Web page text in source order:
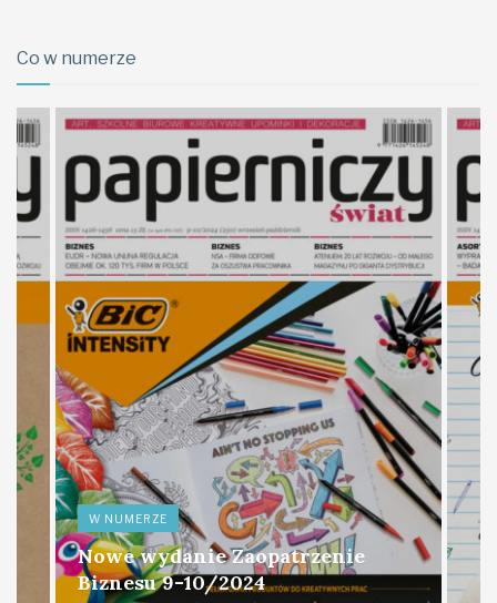
Co w numerze
W NUMERZE
Nowe wydanie Zaopatrzenie
Biznesu 9-10/2024